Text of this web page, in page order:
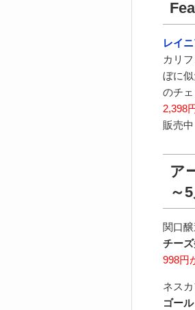
レイ
カリ
ぼに
のチェ
2,398
販売中
ア
～
関口
チー
998円
ネスカ
ゴー